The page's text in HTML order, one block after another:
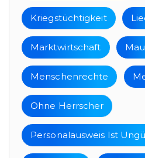
Kriegstüchtigkeit
Marktwirtschaft
Menschenrechte
Ohne Herrscher
Personalausweis Ist